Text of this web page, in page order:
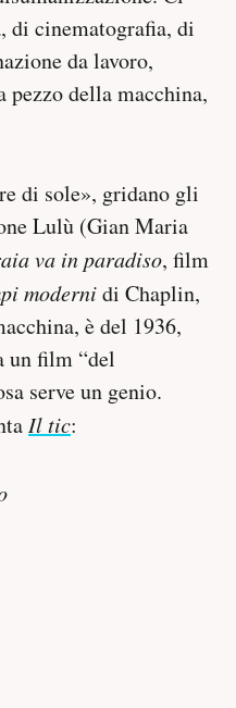
di cinematografia, di
da lavoro,
pezzo della macchina,
di sole», gridano gli
Lulù (Gian Maria
va in paradiso, film
modernidi Chaplin,
è del 1936,
un film “del
serve un genio.
Il tic: